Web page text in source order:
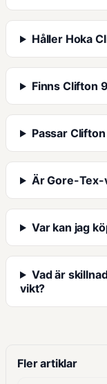
Håller Hoka
Finns Clifton
Passar
Är Gore-Tex-
Var kan jag
Vad är
vikt?
Fler artiklar